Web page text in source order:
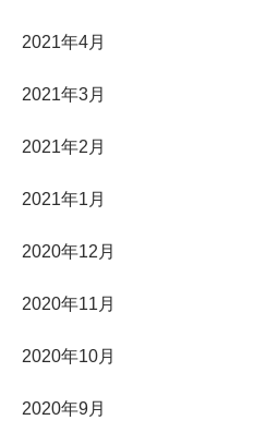
2021年4月
2021年3月
2021年2月
2021年1月
2020年12月
2020年11月
2020年10月
2020年9月